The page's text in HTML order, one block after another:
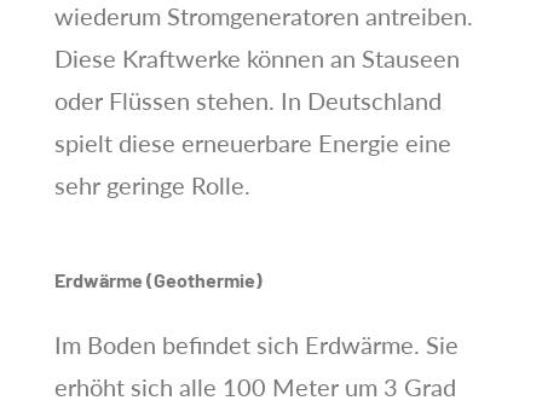
wiederum Stromgeneratoren antreiben.
Diese Kraftwerke können an Stauseen
oder Flüssen stehen. In Deutschland
spielt diese erneuerbare Energie eine
sehr geringe Rolle.
Erdwärme (Geothermie)
Im Boden befindet sich Erdwärme. Sie
erhöht sich alle 100 Meter um 3 Grad